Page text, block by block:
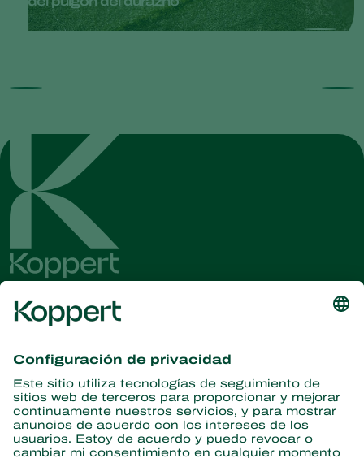
información
Suscríbase aquí
Partners with Nature